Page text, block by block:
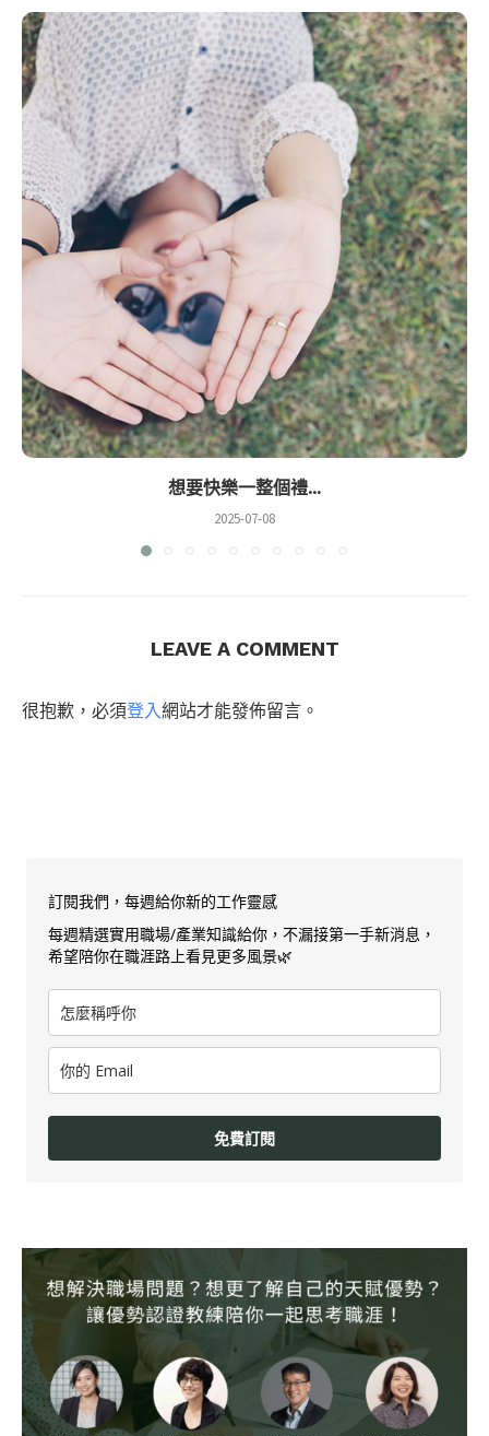
想要快樂一整個禮...
2025-07-08
LEAVE A COMMENT
很抱歉，必須登入網站才能發佈留言。
訂閱我們，每週給你新的工作靈感
每週精選實用職場/產業知識給你，不漏接第一手新消息，
希望陪你在職涯路上看見更多風景🌿
免費訂閱